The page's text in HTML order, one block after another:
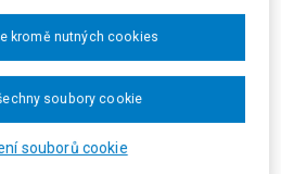
daňového rozhodnutí; provedení
2148/2010· Sp. zn.:1 Afs 85/2009 - 104
Sb.NSS · Autor: Nejvyšší správní soud -
· Strana:1053· Vztah k předpisu:
souborů cookie
kromě nutných cookies
soubory cookie